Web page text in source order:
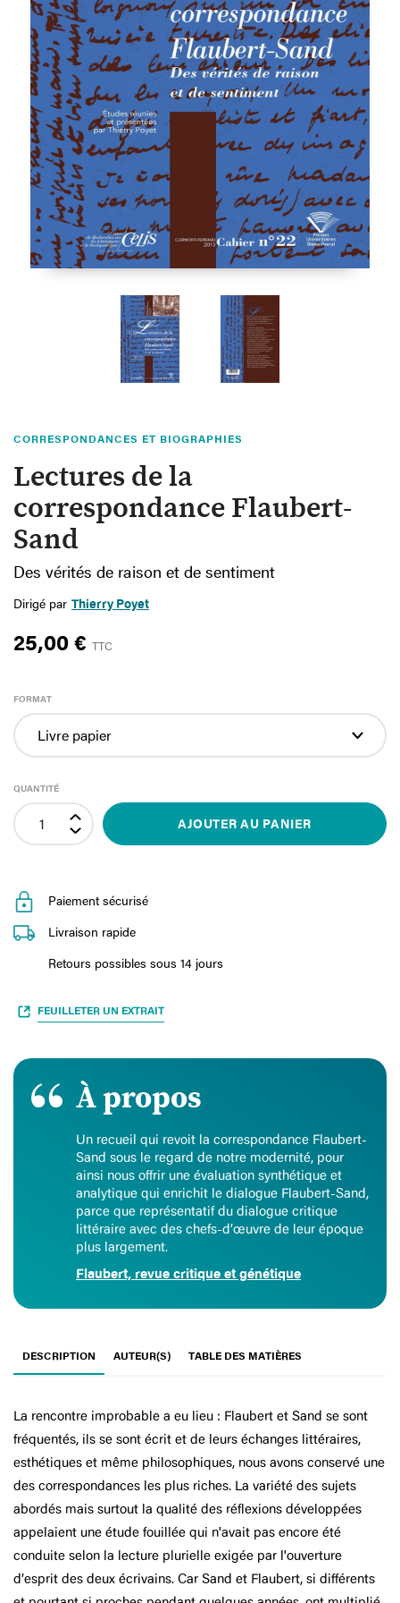
CORRESPONDANCES ET BIOGRAPHIES
Lectures de la
correspondance Flaubert-
Sand
Des vérités de raison et de sentiment
Dirigé par Thierry Poyet
25,00 € TTC
FORMAT
QUANTITÉ
AJOUTER AU PANIER
Paiement sécurisé
Livraison rapide
Retours possibles sous 14 jours
FEUILLETER UN EXTRAIT
À propos
Un recueil qui revoit la correspondance Flaubert-
Sand sous le regard de notre modernité, pour
ainsi nous offrir une évaluation synthétique et
analytique qui enrichit le dialogue Flaubert-Sand,
parce que représentatif du dialogue critique
littéraire avec des chefs-d’œuvre de leur époque
plus largement.
Flaubert, revue critique et génétique
DESCRIPTION AUTEUR(S) TABLE DES MATIÈRES
La rencontre improbable a eu lieu : Flaubert et Sand se sont
fréquentés, ils se sont écrit et de leurs échanges littéraires,
esthétiques et même philosophiques, nous avons conservé une
des correspondances les plus riches. La variété des sujets
abordés mais surtout la qualité des réflexions développées
appelaient une étude fouillée qui n'avait pas encore été
conduite selon la lecture plurielle exigée par l'ouverture
d’esprit des deux écrivains. Car Sand et Flaubert, si différents